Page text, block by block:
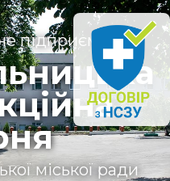
підприємство
міської ради